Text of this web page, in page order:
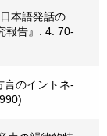
本語発話の
報告』. 4. 70-
言のイントネ-